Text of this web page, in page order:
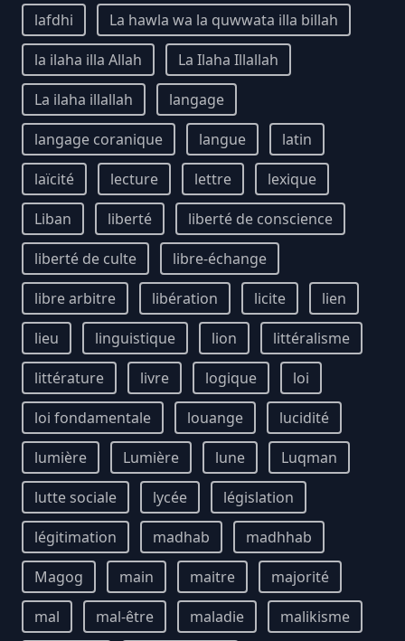
lafdhi
La hawla wa la quwwata illa billah
la ilaha illa Allah
La Ilaha Illallah
La ilaha illallah
langage
langage coranique
langue
latin
laïcité
lecture lettre
lexique
Liban
liberté
liberté de conscience
liberté de culte
libre-échange
libre arbitre
libération licite
lien
lieu
linguistique lion
littéralisme
littérature
livre logique
loi
loi fondamentale
louange
lucidité
lumière
Lumière lune
Luqman
lutte sociale
lycée
législation
légitimation
madhab
madhhab
Magog
main maitre
majorité
mal
mal-être maladie
malikisme